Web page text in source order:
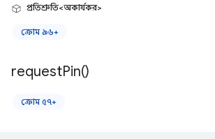
প্রতিশ্রুতি<অকার্যকর>
ক্রোম ৯৬+
requestPin()
ক্রোম ৫৭+